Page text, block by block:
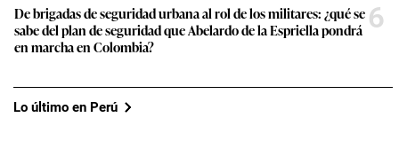
De brigadas de seguridad urbana al rol de los militares: ¿qué se
sabe del plan de seguridad que Abelardo de la Espriella pondrá
en marcha en Colombia?
6
Lo último en Perú